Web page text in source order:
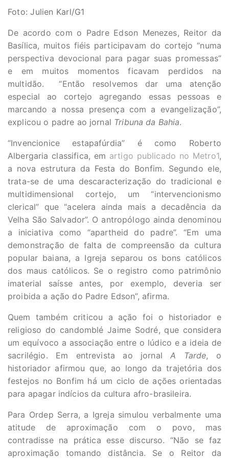
Foto: Julien Karl/G1
De acordo com o Padre Edson Menezes, Reitor da
Basílica, muitos fiéis participavam do cortejo “numa
perspectiva devocional para pagar suas promessas”
e em muitos momentos ficavam perdidos na
multidão. “Então resolvemos dar uma atenção
especial ao cortejo agregando essas pessoas e
marcando a nossa presença com a evangelização”,
explicou o padre ao jornal Tribuna da Bahia.
“Invencionice estapafúrdia” é como Roberto
Albergaria classifica, em artigo publicado no Metro1,
a nova estrutura da Festa do Bonfim. Segundo ele,
trata-se de uma descaracterização do tradicional e
multidimensional cortejo, um “intervencionismo
clerical” que “acelera ainda mais a decadência da
Velha São Salvador”. O antropólogo ainda denominou
a iniciativa como “apartheid do padre”. “Em uma
demonstração de falta de compreensão da cultura
popular baiana, a Igreja separou os bons católicos
dos maus católicos. Se o registro como patrimônio
imaterial saísse antes, por exemplo, deveria ser
proibida a ação do Padre Edson”, afirma.
Quem também criticou a ação foi o historiador e
religioso do candomblé Jaime Sodré, que considera
um equívoco a associação entre o lúdico e a ideia de
sacrilégio. Em entrevista ao jornalA Tarde, o
historiador afirmou que, ao longo da trajetória dos
festejos no Bonfim há um ciclo de ações orientadas
para apagar indícios da cultura afro-brasileira.
Para Ordep Serra, a Igreja simulou verbalmente uma
atitude de aproximação com o povo, mas
contradisse na prática esse discurso. “Não se faz
aproximação tomando distância. Se o Reitor da